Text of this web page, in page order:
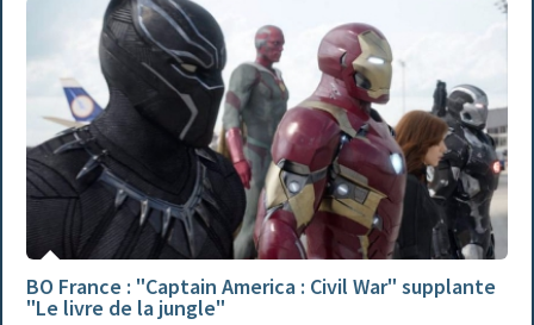
BO France : "Captain America : Civil War" supplante
"Le livre de la jungle"